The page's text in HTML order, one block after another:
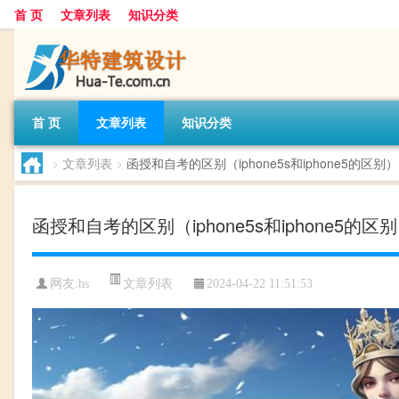
首 页 文章列表 知识分类
首 页 文章列表 知识分类
> 文章列表 > 函授和自考的区别（iphone5s和iphone5的区别）
函授和自考的区别（iphone5s和iphone5的区
网友:hs 文章列表 2024-04-22 11:51:53